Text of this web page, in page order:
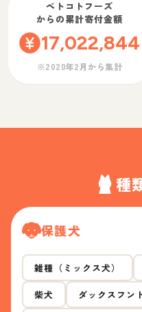
ペトコトフーズ
からの累計寄付金額
17,022,844
※2020年2月から集計
種
保護犬
雑種（ミックス犬）
柴犬 ダックスフン